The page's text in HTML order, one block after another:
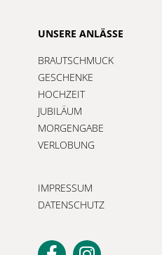
UNSERE ANLÄSSE
BRAUTSCHMUCK
GESCHENKE
HOCHZEIT
JUBILÄUM
MORGENGABE
VERLOBUNG
IMPRESSUM
DATENSCHUTZ